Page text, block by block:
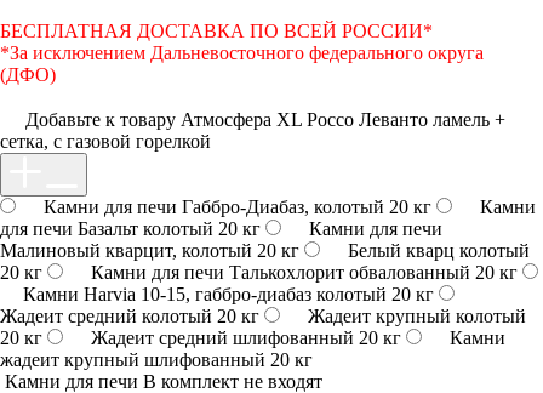
БЕСПЛАТНАЯ ДОСТАВКА ПО ВСЕЙ РОССИИ*
*За исключением Дальневосточного федерального округа
(ДФО)
Добавьте к товару Атмосфера XL Россо Леванто ламель +
сетка, с газовой горелкой
Камни для печи Габбро-Диабаз, колотый 20 кг
Камни
для печи Базальт колотый 20 кг
Камни для печи
Малиновый кварцит, колотый 20 кг
Белый кварц колотый
20 кг
Камни для печи Талькохлорит обвалованный 20 кг
Камни Harvia 10-15, габбро-диабаз колотый 20 кг
Жадеит средний колотый 20 кг
Жадеит крупный колотый
20 кг
Жадеит средний шлифованный 20 кг
Камни
жадеит крупный шлифованный 20 кг
Камни для печи В комплект не входят